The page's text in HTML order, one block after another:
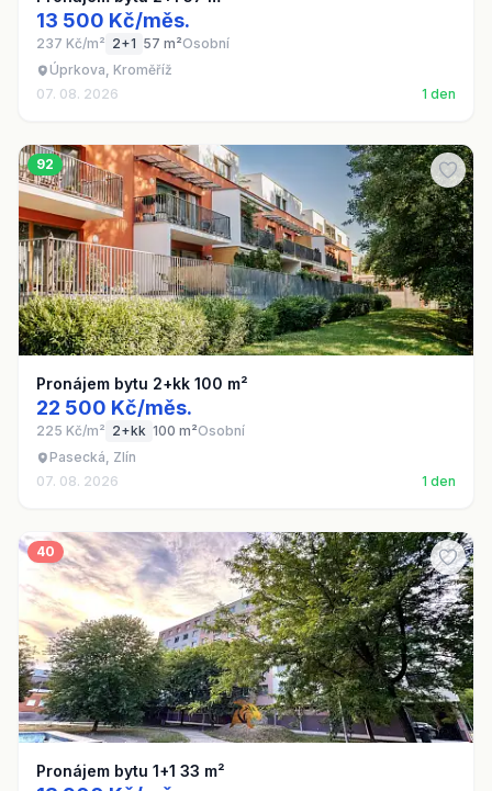
13 500 Kč/měs.
237 Kč/m² 2+1 57 m²Osobní
Úprkova, Kroměříž
07. 08. 2026
1 den
92
Pronájem bytu 2+kk 100 m²
22 500 Kč/měs.
225 Kč/m² 2+kk 100 m²Osobní
Pasecká, Zlín
07. 08. 2026
1 den
40
Pronájem bytu 1+1 33 m²